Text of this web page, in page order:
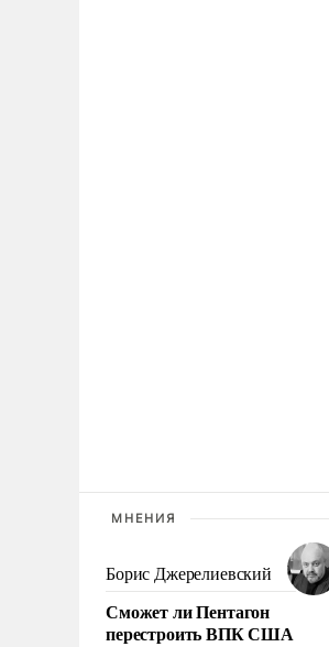
МНЕНИЯ
Борис Джерелиевский
Сможет ли Пентагон
перестроить ВПК США